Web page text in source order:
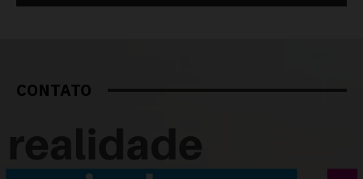
CONTATO